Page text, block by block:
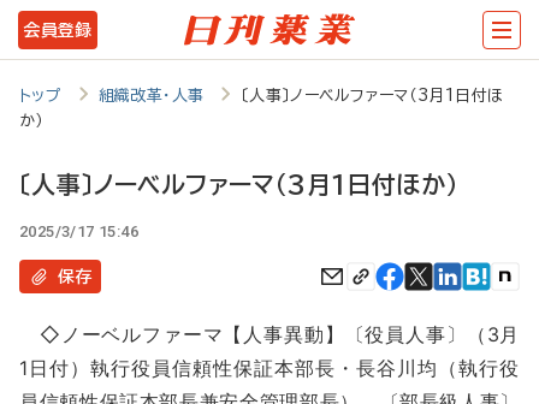
メ
イ
ツ
移
会員登録
トップ 組織改革・人事
〔人事〕ノーベルファーマ（3月1日付ほ
か）
〔人事〕ノーベルファーマ（3月1日付ほか）
2025/3/17 15:46
保存
◇ノーベルファーマ【人事異動】〔役員人事〕（3月
1日付）執行役員信頼性保証本部長・長谷川均（執行役